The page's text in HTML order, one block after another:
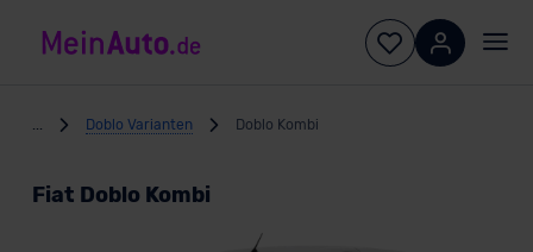
Doblo Varianten Doblo Kombi
Fiat Doblo Kombi